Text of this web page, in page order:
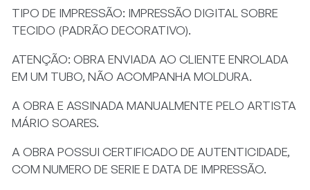
TIPO DE IMPRESSÃO: IMPRESSÃO DIGITAL SOBRE
TECIDO (PADRÃO DECORATIVO).
ATENÇÃO: OBRA ENVIADA AO CLIENTE ENROLADA
EM UM TUBO, NÃO ACOMPANHA MOLDURA.
A OBRA E ASSINADA MANUALMENTE PELO ARTISTA
MÁRIO SOARES.
A OBRA POSSUI CERTIFICADO DE AUTENTICIDADE,
COM NUMERO DE SERIE E DATA DE IMPRESSÃO.